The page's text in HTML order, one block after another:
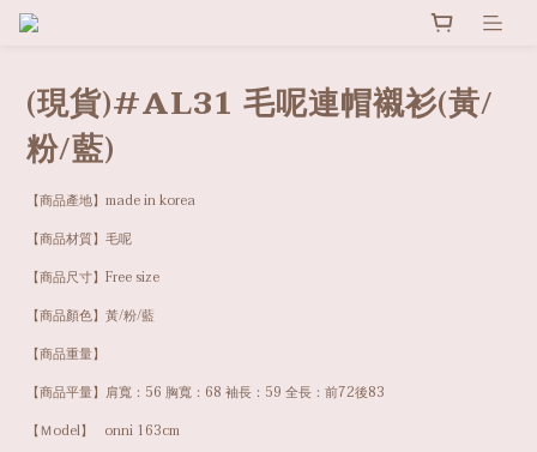
(現貨)#AL31 毛呢連帽襯衫(黃/
粉/藍)
【商品產地】made in korea
【商品材質】毛呢
【商品尺寸】Free size
【商品顏色】黃/粉/藍
【商品重量】
【商品平量】肩寬：56 胸寬：68 袖長：59 全長：前72後83
【Ｍodel】   onni 163cm